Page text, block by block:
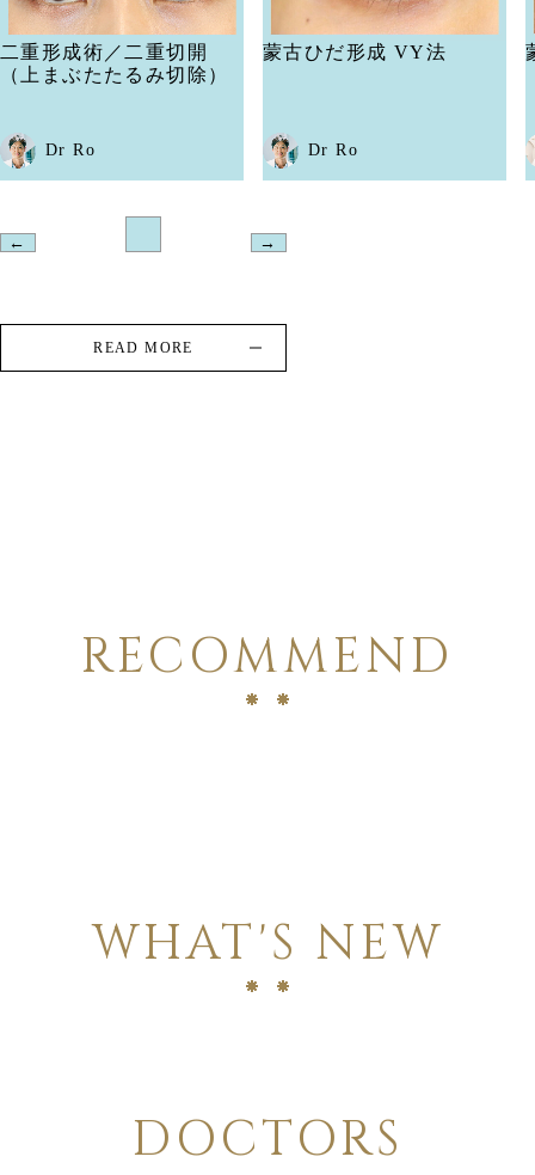
蒙古ひだ形成 VY法
Dr Ro
蒙古ひだ形成 VY法
Dr Kuroda
→
←
READ MORE
RECOMMEND
WHAT'S NEW
DOCTORS